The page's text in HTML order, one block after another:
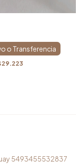
5493455532837